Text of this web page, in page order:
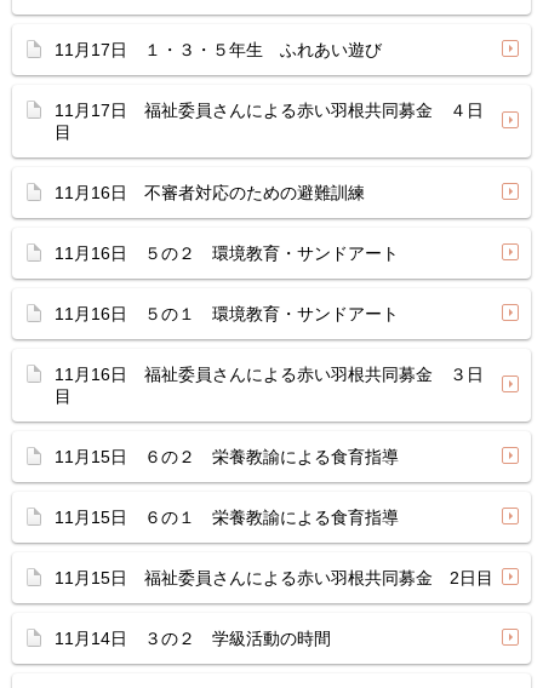
11月17日 １・３・５年生 ふれあい遊び
11月17日 福祉委員さんによる赤い羽根共同募金 ４日
目
11月16日 不審者対応のための避難訓練
11月16日 ５の２ 環境教育・サンドアート
11月16日 ５の１ 環境教育・サンドアート
11月16日 福祉委員さんによる赤い羽根共同募金 ３日
目
11月15日 ６の２ 栄養教諭による食育指導
11月15日 ６の１ 栄養教諭による食育指導
11月15日 福祉委員さんによる赤い羽根共同募金 2日目
11月14日 ３の２ 学級活動の時間